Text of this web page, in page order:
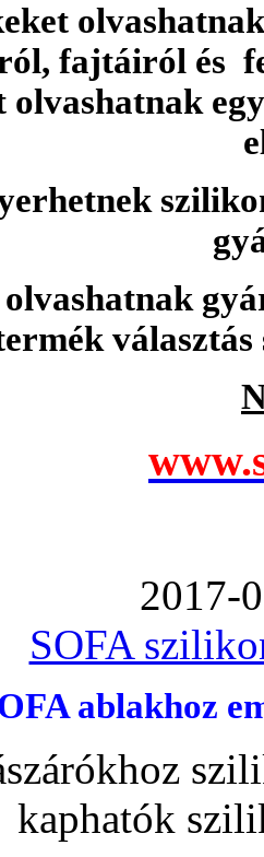
fajtáiról és
olvashatnak
2017-
SOFA
ablakhoz
kaphatók